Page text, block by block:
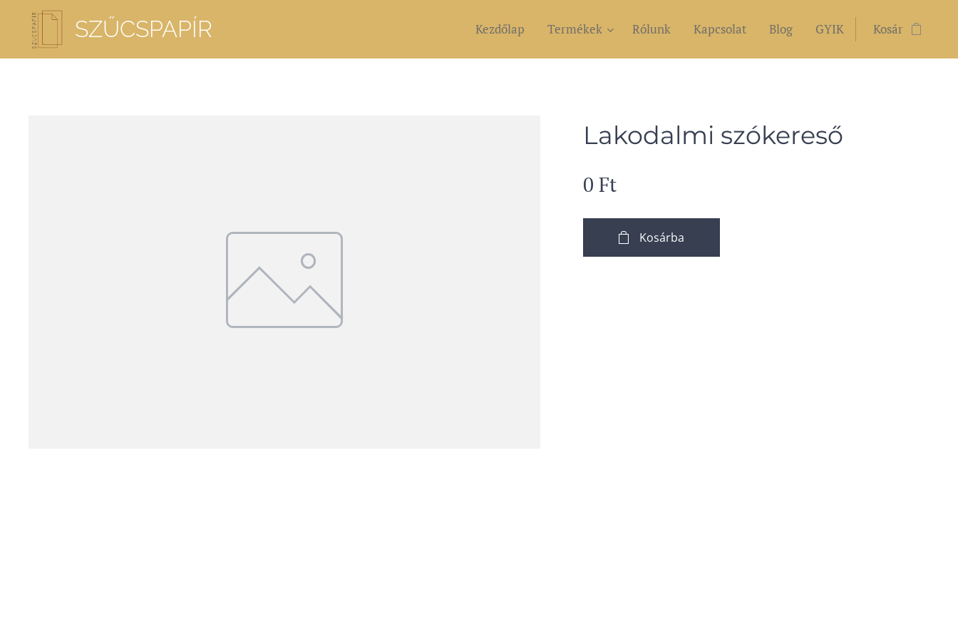
SZŰCSPAPÍR Kezdőlap Termékek Rólunk Kapcsolat Blog GYIK Kosár
Lakodalmi szókereső
0 Ft
Kosárba